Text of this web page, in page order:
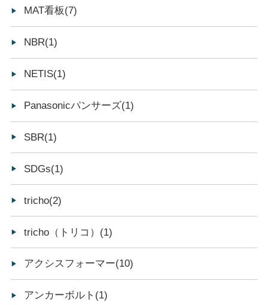
MAT看板(7)
NBR(1)
NETIS(1)
Panasonicパンサーズ(1)
SBR(1)
SDGs(1)
tricho(2)
tricho（トリコ）(1)
アクシスフォーマー(10)
アンカーボルト(1)